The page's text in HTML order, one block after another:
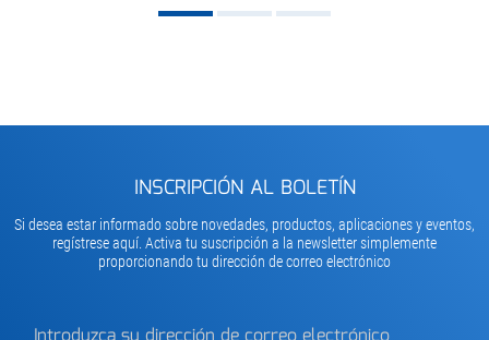
INSCRIPCIÓN AL BOLETÍN
Si desea estar informado sobre novedades, productos, aplicaciones y eventos,
regístrese aquí. Activa tu suscripción a la newsletter simplemente
proporcionando tu dirección de correo electrónico